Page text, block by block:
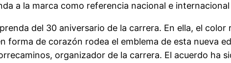
a la marca como referencia nacional e
del 30 aniversario de la carrera. En ella, el
forma de corazón rodea el emblema de esta nueva
organizador de la carrera. El acuerdo ha